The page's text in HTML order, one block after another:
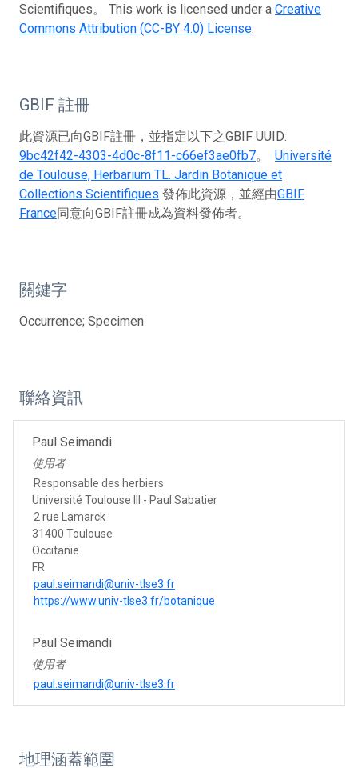
Scientifiques。 This work is licensed under a Creative
Commons Attribution (CC-BY 4.0) License.
GBIF 註冊
此資源已向GBIF註冊，並指定以下之GBIF UUID:
9bc42f42-4303-4d0c-8f11-c66ef3ae0fb7。 Université
de Toulouse, Herbarium TL. Jardin Botanique et
Collections Scientifiques 發佈此資源，並經由GBIF
France同意向GBIF註冊成為資料發佈者。
關鍵字
Occurrence; Specimen
聯絡資訊
Paul Seimandi
使用者
Responsable des herbiers
Université Toulouse III - Paul Sabatier
2 rue Lamarck
31400 Toulouse
Occitanie
FR
paul.seimandi@univ-tlse3.fr
https://www.univ-tlse3.fr/botanique
Paul Seimandi
使用者
paul.seimandi@univ-tlse3.fr
地理涵蓋範圍